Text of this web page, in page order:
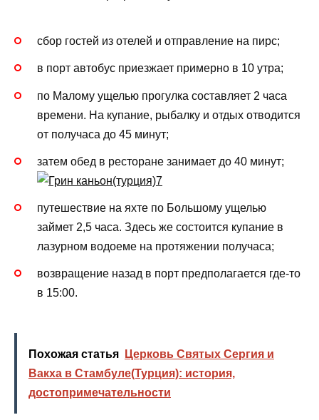
сбор гостей из отелей и отправление на пирс;
в порт автобус приезжает примерно в 10 утра;
по Малому ущелью прогулка составляет 2 часа
времени. На купание, рыбалку и отдых отводится
от получаса до 45 минут;
затем обед в ресторане занимает до 40 минут;
путешествие на яхте по Большому ущелью
займет 2,5 часа. Здесь же состоится купание в
лазурном водоеме на протяжении получаса;
возвращение назад в порт предполагается где-то
в 15:00.
Похожая статья
Церковь Святых Сергия и
Вакха в Стамбуле(Турция): история,
достопримечательности